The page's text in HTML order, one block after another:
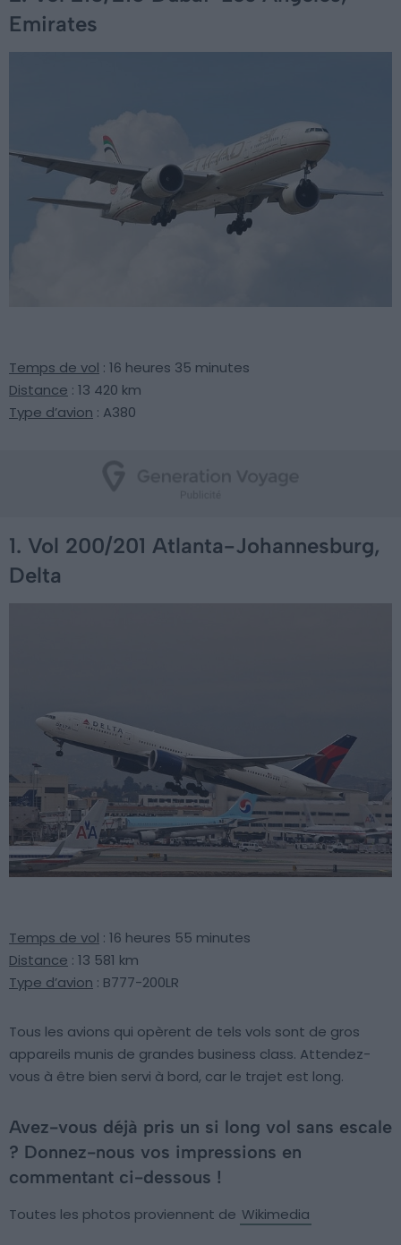
Emirates
Temps de vol : 16 heures 35 minutes
Distance : 13 420 km
Type d’avion : A380
1. Vol 200/201 Atlanta-Johannesburg,
Delta
Temps de vol : 16 heures 55 minutes
Distance : 13 581 km
Type d’avion : B777-200LR
Tous les avions qui opèrent de tels vols sont de gros
appareils munis de grandes business class. Attendez-
vous à être bien servi à bord, car le trajet est long.
Avez-vous déjà pris un si long vol sans escale
? Donnez-nous vos impressions en
commentant ci-dessous !
Toutes les photos proviennent de Wikimedia